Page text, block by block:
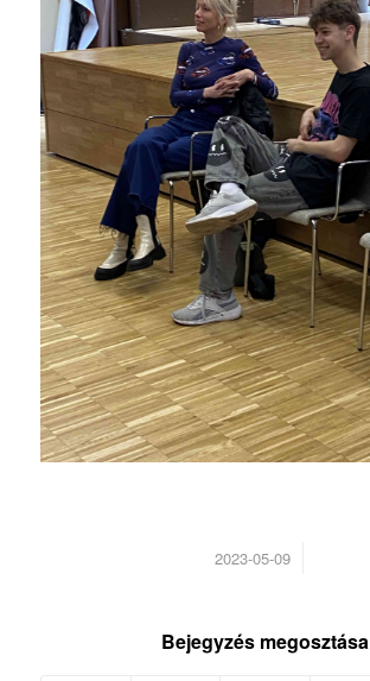
2023-05-09
/
Bejegyzés megosztása